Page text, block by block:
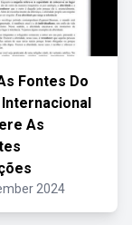
Fontes Do
As
2024